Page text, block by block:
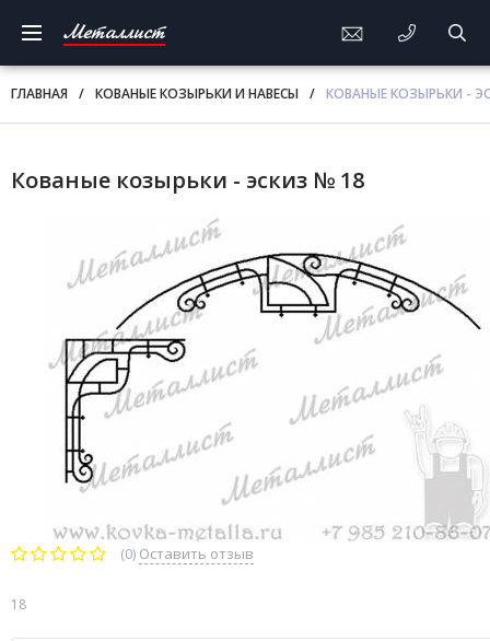
Металлист
ГЛАВНАЯ / КОВАНЫЕ КОЗЫРЬКИ И НАВЕСЫ / КОВАНЫЕ КОЗЫРЬКИ -
Кованые козырьки - эскиз № 18
(0) Оставить отзыв
18